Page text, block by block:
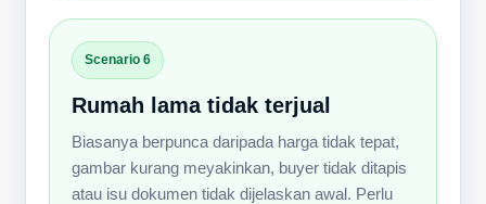
Scenario 6
Rumah lama tidak terjual
Biasanya berpunca daripada harga tidak tepat,
gambar kurang meyakinkan, buyer tidak ditapis
atau isu dokumen tidak dijelaskan awal. Perlu